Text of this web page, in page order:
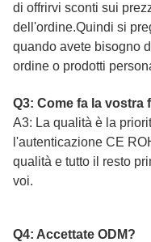
di offrirvi sconti sui
dell'ordine.Quindi si
quando avete bisogno
ordine o prodotti
Q3: Come fa la vostra
A3: La qualità è la
l'autenticazione CE
qualità e tutto il resto
voi.
Q4: Accettate ODM?